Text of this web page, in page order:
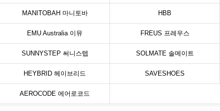
MANITOBAH 마니토바 HBB
EMU Australia 이뮤 FREUS 프레우스
SUNNYSTEP 써니스텝 SOLMATE 솔메이트
HEYBRID 헤이브리드 SAVESHOES
AEROCODE 에어로코드